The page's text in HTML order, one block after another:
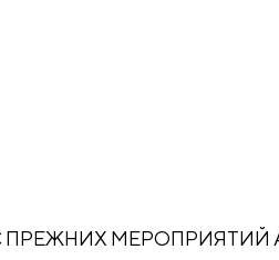
ПРЕЖНИХ МЕРОПРИЯТИЙ